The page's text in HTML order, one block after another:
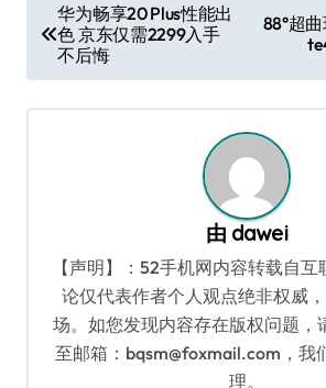
章
导
航
华为畅享20 Plus性能出
色 京东仅需2299入手
不后悔
88°超
由 dawei
【声明】：52手机网内容转载自
论仅代表作者个人观点绝非权威
场。如您发现内容存在版权问题，
至邮箱：bqsm@foxmail.com，我
理。